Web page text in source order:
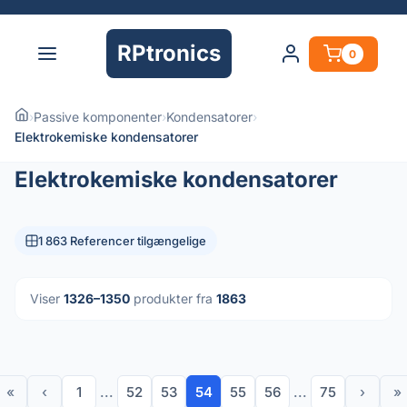
RPtronics 0
›Passive komponenter›Kondensatorer›
Elektrokemiske kondensatorer
Elektrokemiske kondensatorer
1 863 Referencer tilgængelige
Viser 1326–1350 produkter fra 1863
« ‹ 1 ... 52 53 54 55 56 ... 75 › »